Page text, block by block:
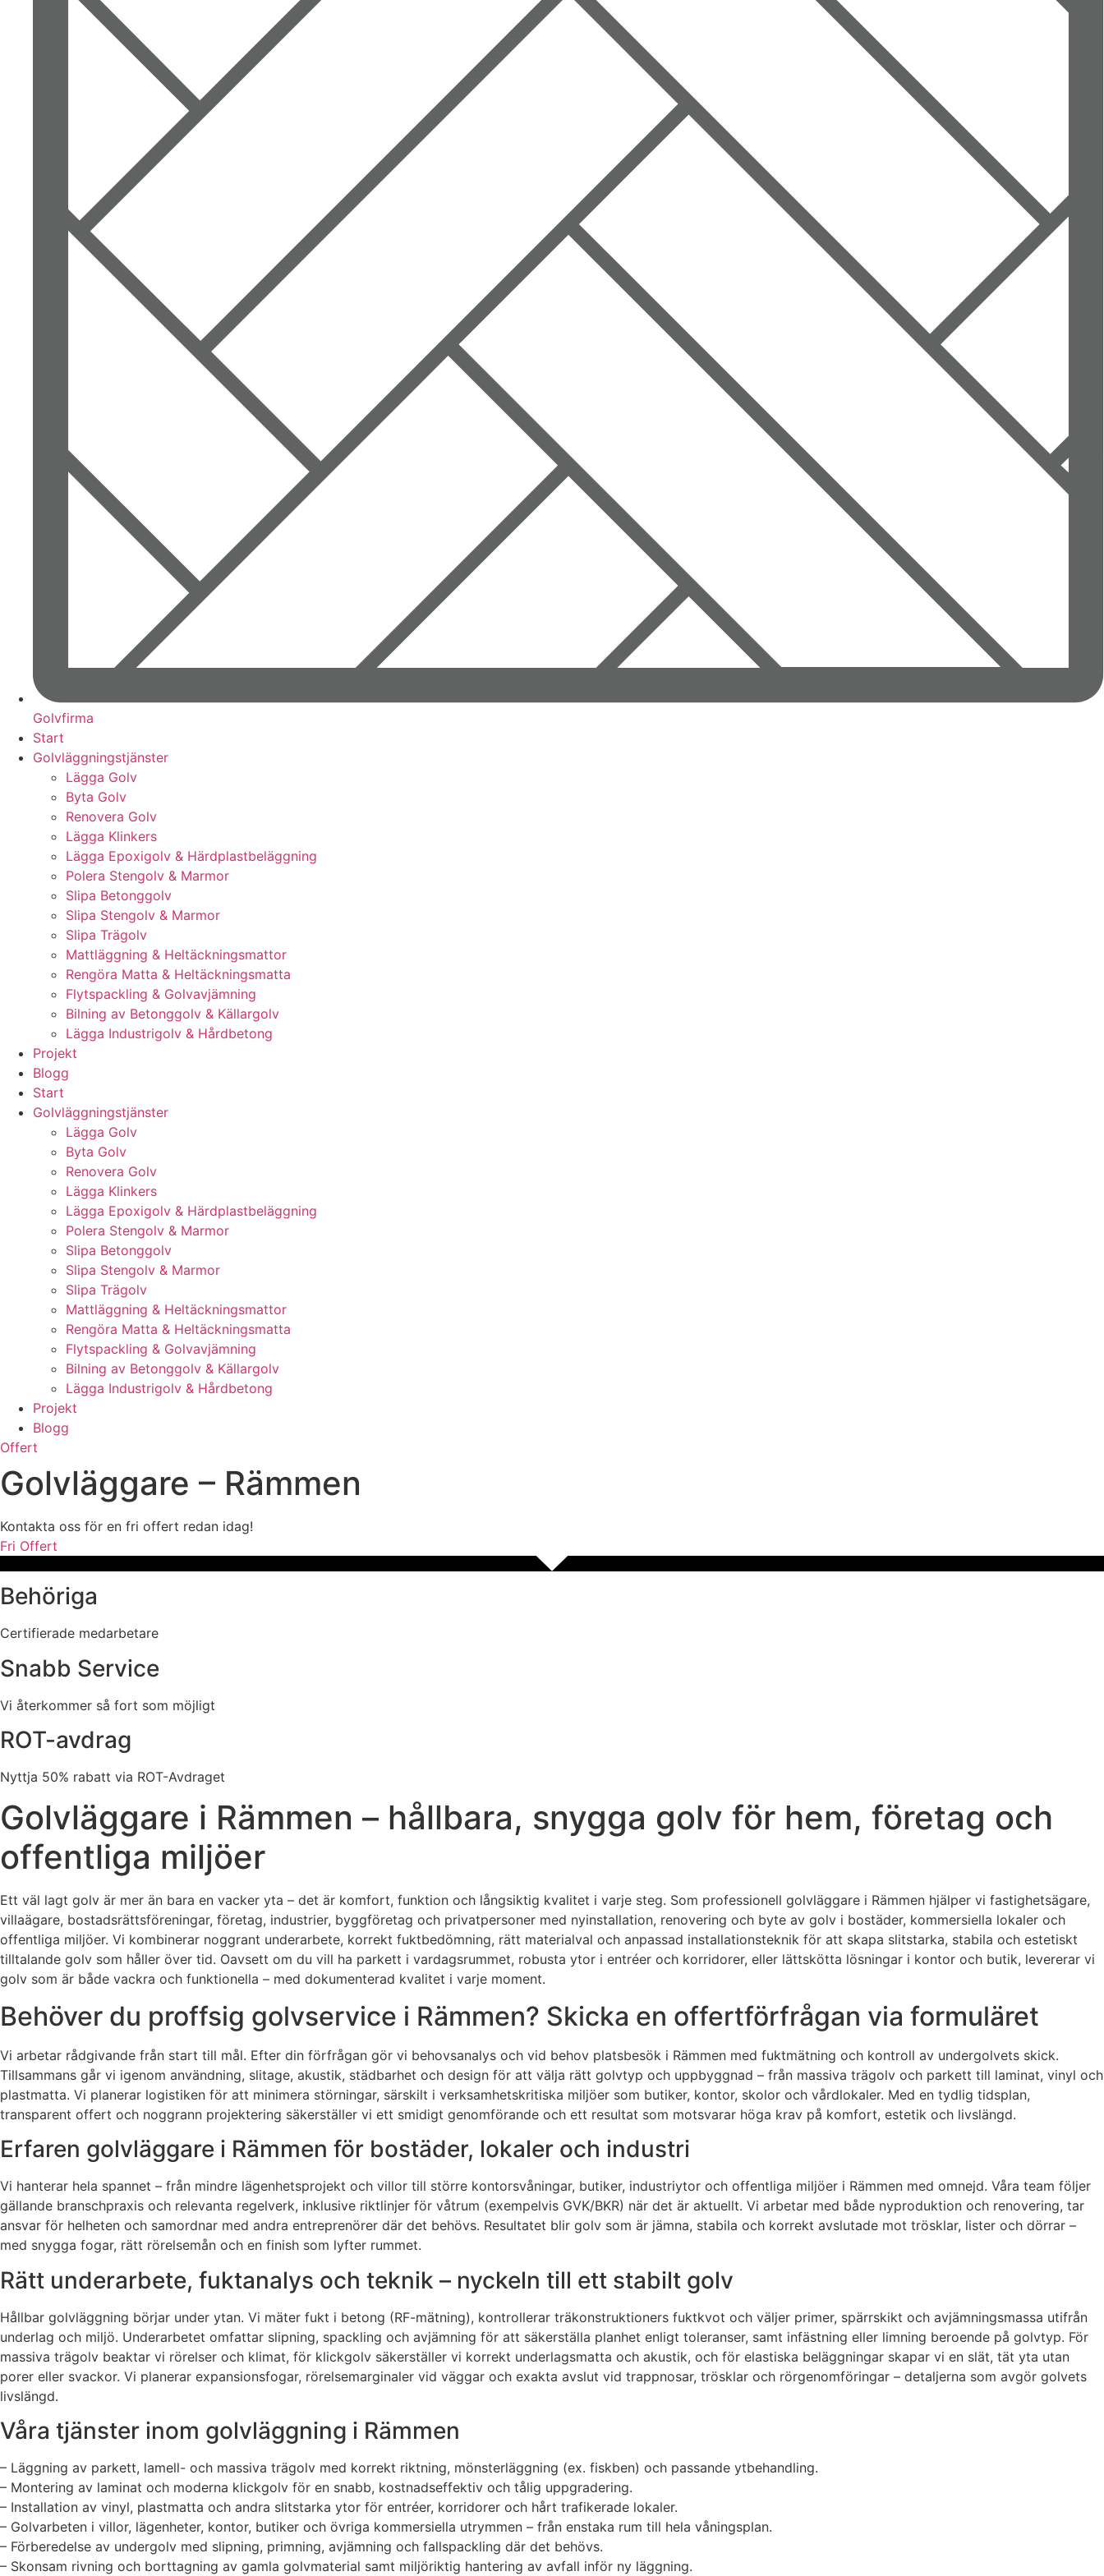
Golvfirma
Start
Golvläggningstjänster
Lägga Golv
Byta Golv
Renovera Golv
Lägga Klinkers
Lägga Epoxigolv & Härdplastbeläggning
Polera Stengolv & Marmor
Slipa Betonggolv
Slipa Stengolv & Marmor
Slipa Trägolv
Mattläggning & Heltäckningsmattor
Rengöra Matta & Heltäckningsmatta
Flytspackling & Golvavjämning
Bilning av Betonggolv & Källargolv
Lägga Industrigolv & Hårdbetong
Projekt
Blogg
Start
Golvläggningstjänster
Lägga Golv
Byta Golv
Renovera Golv
Lägga Klinkers
Lägga Epoxigolv & Härdplastbeläggning
Polera Stengolv & Marmor
Slipa Betonggolv
Slipa Stengolv & Marmor
Slipa Trägolv
Mattläggning & Heltäckningsmattor
Rengöra Matta & Heltäckningsmatta
Flytspackling & Golvavjämning
Bilning av Betonggolv & Källargolv
Lägga Industrigolv & Hårdbetong
Projekt
Blogg
Offert
Golvläggare – Rämmen
Kontakta oss för en fri offert redan idag!
Fri Offert
Behöriga
Certifierade medarbetare
Snabb Service
Vi återkommer så fort som möjligt
ROT-avdrag
Nyttja 50% rabatt via ROT-Avdraget
Golvläggare i Rämmen – hållbara, snygga golv för hem, företag och
offentliga miljöer
Ett väl lagt golv är mer än bara en vacker yta – det är komfort, funktion och långsiktig kvalitet i varje steg. Som professionell golvläggare i Rämmen hjälper vi fastighetsägare,
villaägare, bostadsrättsföreningar, företag, industrier, byggföretag och privatpersoner med nyinstallation, renovering och byte av golv i bostäder, kommersiella lokaler och
offentliga miljöer. Vi kombinerar noggrant underarbete, korrekt fuktbedömning, rätt materialval och anpassad installationsteknik för att skapa slitstarka, stabila och estetiskt
tilltalande golv som håller över tid. Oavsett om du vill ha parkett i vardagsrummet, robusta ytor i entréer och korridorer, eller lättskötta lösningar i kontor och butik, levererar vi
golv som är både vackra och funktionella – med dokumenterad kvalitet i varje moment.
Behöver du proffsig golvservice i Rämmen? Skicka en offertförfrågan via formuläret
Vi arbetar rådgivande från start till mål. Efter din förfrågan gör vi behovsanalys och vid behov platsbesök i Rämmen med fuktmätning och kontroll av undergolvets skick.
Tillsammans går vi igenom användning, slitage, akustik, städbarhet och design för att välja rätt golvtyp och uppbyggnad – från massiva trägolv och parkett till laminat, vinyl och
plastmatta. Vi planerar logistiken för att minimera störningar, särskilt i verksamhetskritiska miljöer som butiker, kontor, skolor och vårdlokaler. Med en tydlig tidsplan,
transparent offert och noggrann projektering säkerställer vi ett smidigt genomförande och ett resultat som motsvarar höga krav på komfort, estetik och livslängd.
Erfaren golvläggare i Rämmen för bostäder, lokaler och industri
Vi hanterar hela spannet – från mindre lägenhetsprojekt och villor till större kontorsvåningar, butiker, industriytor och offentliga miljöer i Rämmen med omnejd. Våra team följer
gällande branschpraxis och relevanta regelverk, inklusive riktlinjer för våtrum (exempelvis GVK/BKR) när det är aktuellt. Vi arbetar med både nyproduktion och renovering, tar
ansvar för helheten och samordnar med andra entreprenörer där det behövs. Resultatet blir golv som är jämna, stabila och korrekt avslutade mot trösklar, lister och dörrar –
med snygga fogar, rätt rörelsemån och en finish som lyfter rummet.
Rätt underarbete, fuktanalys och teknik – nyckeln till ett stabilt golv
Hållbar golvläggning börjar under ytan. Vi mäter fukt i betong (RF-mätning), kontrollerar träkonstruktioners fuktkvot och väljer primer, spärrskikt och avjämningsmassa utifrån
underlag och miljö. Underarbetet omfattar slipning, spackling och avjämning för att säkerställa planhet enligt toleranser, samt infästning eller limning beroende på golvtyp. För
massiva trägolv beaktar vi rörelser och klimat, för klickgolv säkerställer vi korrekt underlagsmatta och akustik, och för elastiska beläggningar skapar vi en slät, tät yta utan
porer eller svackor. Vi planerar expansionsfogar, rörelsemarginaler vid väggar och exakta avslut vid trappnosar, trösklar och rörgenomföringar – detaljerna som avgör golvets
livslängd.
Våra tjänster inom golvläggning i Rämmen
– Läggning av parkett, lamell- och massiva trägolv med korrekt riktning, mönsterläggning (ex. fiskben) och passande ytbehandling.
– Montering av laminat och moderna klickgolv för en snabb, kostnadseffektiv och tålig uppgradering.
– Installation av vinyl, plastmatta och andra slitstarka ytor för entréer, korridorer och hårt trafikerade lokaler.
– Golvarbeten i villor, lägenheter, kontor, butiker och övriga kommersiella utrymmen – från enstaka rum till hela våningsplan.
– Förberedelse av undergolv med slipning, primning, avjämning och fallspackling där det behövs.
– Skonsam rivning och borttagning av gamla golvmaterial samt miljöriktig hantering av avfall inför ny läggning.